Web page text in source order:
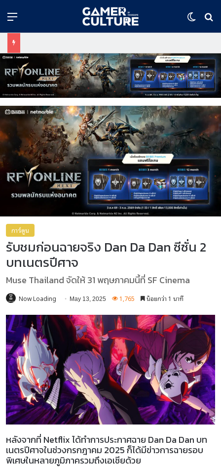
Menu
การ์ตูน
รับชมก่อนฉายจริง Dan Da Dan ซีซั่น 2
บทเนตรปีศาจ
Muse Thailand จัดให้ 31 พฤษภาคมนี้ที่ SF Cinema
Now Loading May 13, 2025 1,765 น้อยกว่า 1 นาที
หลังจากที่ Netflix ได้ทำการประกาศฉาย Dan Da Dan บท
เนตรปีศาจในช่วงกรกฎาคม 2025 ก็ได้มีข่าวการฉายรอบ
พิเศษในหลายภูมิภาครวมถึงเอเชียด้วย